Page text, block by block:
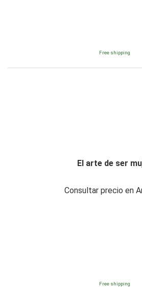
Free shipping
El arte de ser
Consultar precio en
Free shipping